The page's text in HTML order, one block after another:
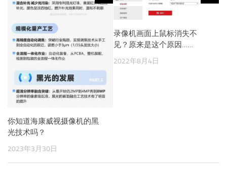
你知道海康威视摄像机的黑
光技术吗？
2023年3月30日
录像机画面上鼠标消失不
见？原来是这个原因……
2022年8月4日